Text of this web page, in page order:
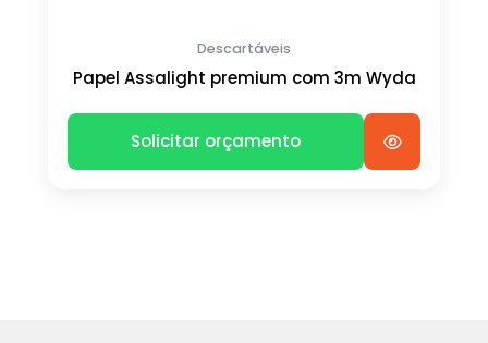
Descartáveis
Papel Assalight premium com 3m Wyda
Solicitar orçamento